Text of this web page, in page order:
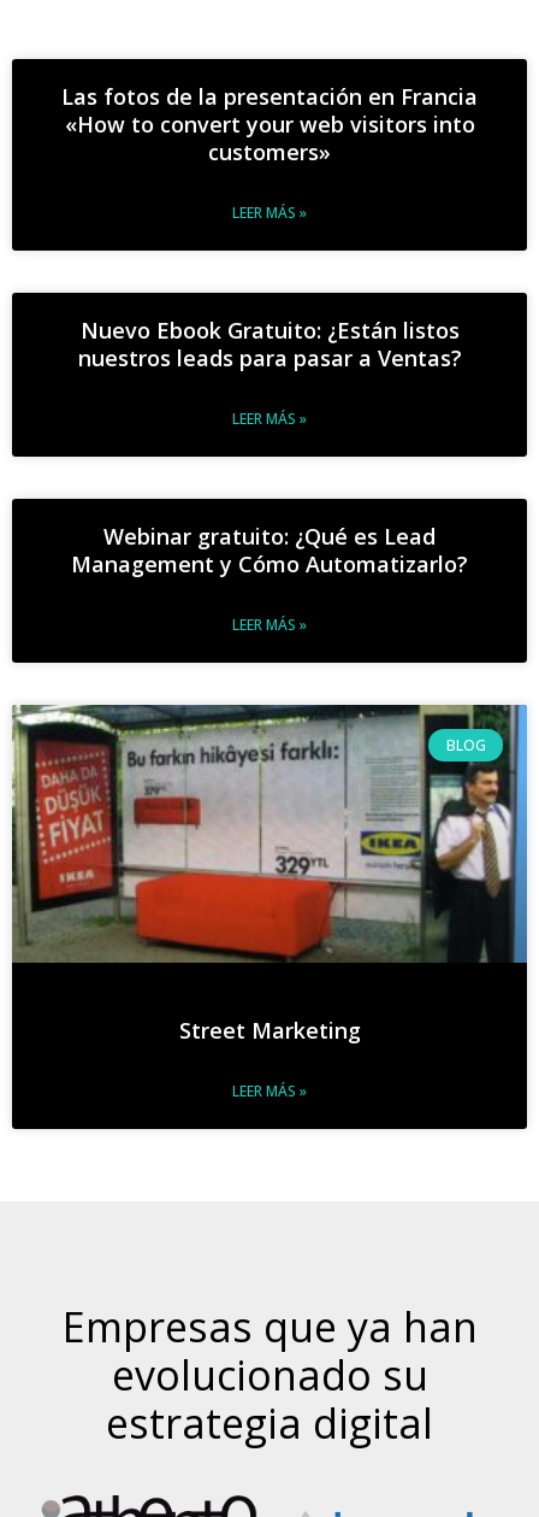
Las fotos de la presentación en Francia
«How to convert your web visitors into
customers»
LEER MÁS »
Nuevo Ebook Gratuito: ¿Están listos
nuestros leads para pasar a Ventas?
LEER MÁS »
Webinar gratuito: ¿Qué es Lead
Management y Cómo Automatizarlo?
LEER MÁS »
BLOG
Street Marketing
LEER MÁS »
Empresas que ya han
evolucionado su
estrategia digital